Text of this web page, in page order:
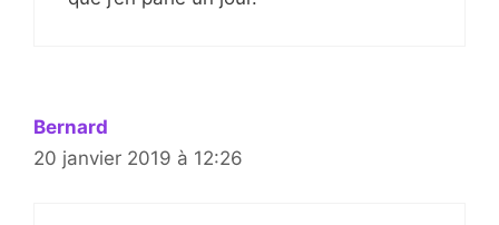
Bernard
20 janvier 2019 à 12:26